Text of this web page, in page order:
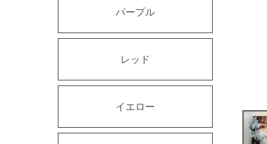
パープル
レッド
イエロー